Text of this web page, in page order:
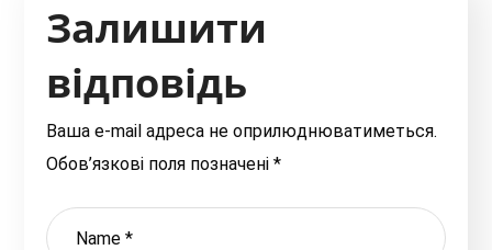
Залишити
відповідь
Ваша e-mail адреса не оприлюднюватиметься.
Обов’язкові поля позначені*